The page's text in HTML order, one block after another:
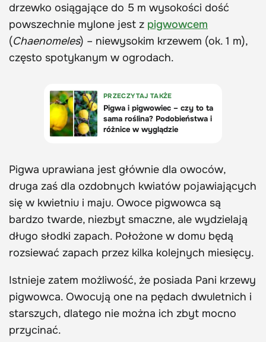
drzewko osiągające do 5 m wysokości dość
powszechnie mylone jest z pigwowcem
(Chaenomeles) – niewysokim krzewem (ok. 1 m),
często spotykanym w ogrodach.
Pigwa uprawiana jest głównie dla owoców,
druga zaś dla ozdobnych kwiatów pojawiających
się w kwietniu i maju. Owoce pigwowca są
bardzo twarde, niezbyt smaczne, ale wydzielają
długo słodki zapach. Położone w domu będą
rozsiewać zapach przez kilka kolejnych miesięcy.
Istnieje zatem możliwość, że posiada Pani krzewy
pigwowca. Owocują one na pędach dwuletnich i
starszych, dlatego nie można ich zbyt mocno
przycinać.